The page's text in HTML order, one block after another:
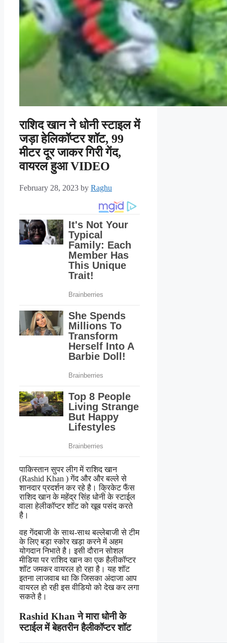
राशिद खान ने धोनी स्टाइल में
जड़ा हेलिकॉप्टर शॉट, 99
मीटर दूर जाकर गिरी गेंद,
वायरल हुआ VIDEO
February 28, 2023 by Raghu
पाकिस्तान सुपर लीग में राशिद खान
(Rashid Khan ) गेंद और और बल्ले से
शानदार प्रदर्शन कर रहे है। क्रिकेट फैंस
राशिद खान के महेंद्र सिंह धोनी के स्टाईल
वाला हेलीकॉप्टर शॉट को खूब पसंद करते
है।
वह गेंदबाजी के साथ-साथ बल्लेबाजी से टीम
के लिए बड़ा स्कोर खड़ा करने में अहम
योगदान निभाते है। इसी दौरान सोशल
मीडिया पर राशिद खान का एक हैलीकॉप्टर
शॉट जमकर वायरल हो रहा है। यह शॉट
इतना लाजवाब था कि जिसका अंदाजा आप
वायरल हो रही इस वीडियो को देख कर लगा
सकते है।
Rashid Khan ने मारा धोनी के
स्टाईल में बेहतरीन हैलीकॉप्टर शॉट